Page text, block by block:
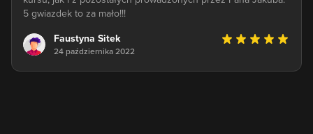
5 gwiazdek to za mało!!!
Faustyna Sitek
24 października 2022